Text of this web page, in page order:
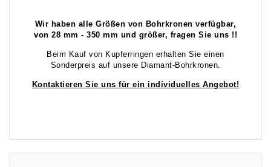
Wir haben alle Größen von Bohrkronen verfügbar,
von 28 mm - 350 mm und größer, fragen Sie uns !!
Beim Kauf von Kupferringen erhalten Sie einen
Sonderpreis auf unsere Diamant-Bohrkronen.
Kontaktieren Sie uns für ein individuelles Angebot!